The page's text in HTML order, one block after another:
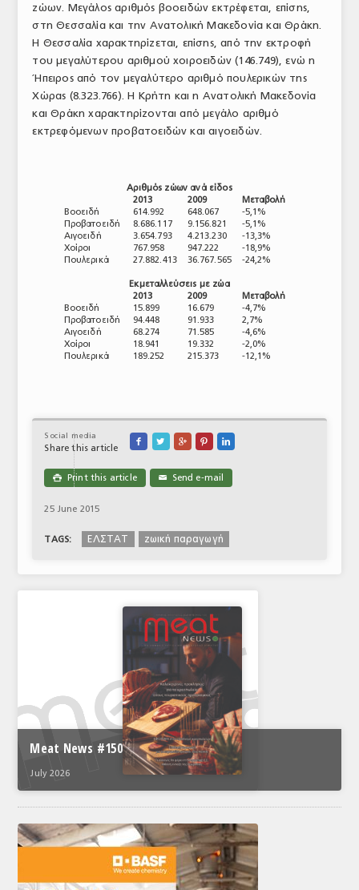
ζώων. Μεγάλος αριθμός βοοειδών εκτρέφεται, επίσης,
στη Θεσσαλία και την Ανατολική Μακεδονία και Θράκη.
Η Θεσσαλία χαρακτηρίζεται, επίσης, από την εκτροφή
του μεγαλύτερου αριθμού χοιροειδών (146.749), ενώ η
Ήπειρος από τον μεγαλύτερο αριθμό πουλερικών της
Χώρας (8.323.766). Η Κρήτη και η Ανατολική Μακεδονία
και Θράκη χαρακτηρίζονται από μεγάλο αριθμό
εκτρεφόμενων προβατοειδών και αιγοειδών.
Αριθμός ζώων ανά είδος
2013
2009
Μεταβολή
Βοοειδή
614.992 648.067
-5,1%
Προβατοειδή
8.686.117 9.156.821
-5,1%
Αιγοειδή
3.654.793 4.213.230
-13,3%
Χοίροι
767.958 947.222
-18,9%
Πουλερικά
27.882.413 36.767.565 -24,2%
Εκμεταλλεύσεις με ζώα
2013
2009
Μεταβολή
Βοοειδή
15.899 16.679
-4,7%
Προβατοειδή
94.448 91.933
2,7%
Αιγοειδή
68.274 71.585
-4,6%
Χοίροι
18.941 19.332
-2,0%
Πουλερικά
189.252 215.373 -12,1%
Social media
Share this article
    
 Print this article ✉ Send e-mail
25 June 2015
TAGS: ΕΛΣΤΑΤ ζωική παραγωγή
Meat News #150
July 2026